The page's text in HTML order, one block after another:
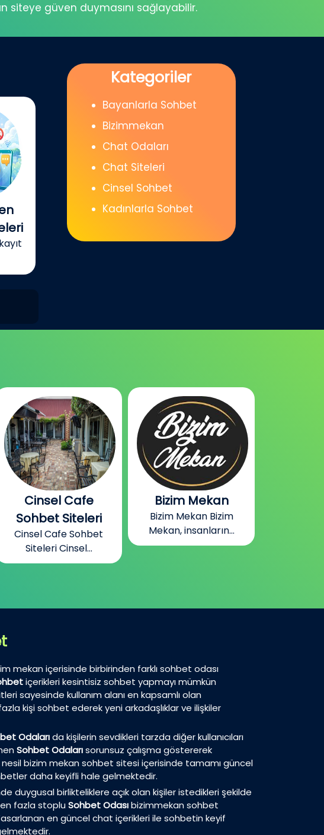
siteye güven duymasını sağlayabilir.
Kategoriler
Bayanlarla Sohbet
Bizimmekan
Chat Odaları
Chat Siteleri
Cinsel Sohbet
Kadınlarla Sohbet
Bizim Mekan
Bizim Mekan Bizim
Mekan, insanların...
Gabile Bizim
Mekan Odaları
Gabile Bizim Mekan
Odaları Gabile...
mekan içerisinde birbirinden farklı sohbet odası
içerikleri kesintisiz sohbet yapmayı mümkün
sayesinde kullanım alanı en kapsamlı olan
kişi sohbet ederek yeni arkadaşlıklar ve ilişkiler
Odalarıda kişilerin sevdikleri tarzda diğer kullanıcıları
Sohbet Odalarısorunsuz çalışma göstererek
bizim mekan sohbet sitesi içerisinde tamamı güncel
daha keyifli hale gelmektedir.
duygusal birlikteliklere açık olan kişiler istedikleri şekilde
fazla stopluSohbet Odasıbizimmekan sohbet
en güncel chat içerikleri ile sohbetin keyif